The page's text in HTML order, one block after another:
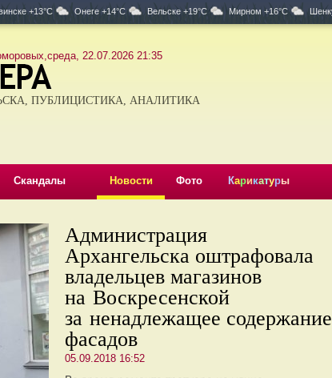
+13°C Онеге +14°C Вельске +19°C Мирном +16°C
22.07.2026 21:35
ПУБЛИЦИСТИКА, АНАЛИТИКА
Скандалы Новости Фото Карикатуры
Администрация
Архангельска оштрафовала
владельцев магазинов
на Воскресенской
за ненадлежащее содержание
фасадов
05.09.2018 16:52